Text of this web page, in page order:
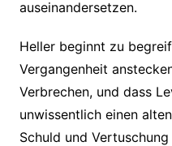
auseinandersetzen.
Heller beginnt zu
Vergangenheit
Verbrechen, und dass
unwissentlich einen
Schuld und